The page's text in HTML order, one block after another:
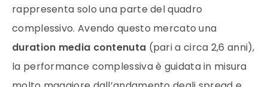
rappresenta solo una parte del quadro
complessivo. Avendo questo mercato una
duration media contenuta (pari a circa 2,6 anni),
la performance complessiva è guidata in misura